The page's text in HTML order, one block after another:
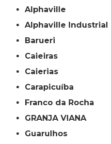
Alphaville
Alphaville Industrial
Barueri
Caieiras
Caierias
Carapicuíba
Franco da Rocha
GRANJA VIANA
Guarulhos